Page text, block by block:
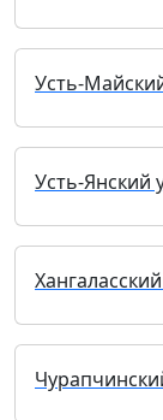
Усть-
Усть-Янский